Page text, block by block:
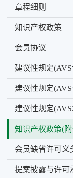
章程细则
知识产权政策
会员协议
建议性规定
建议性规定
建议性规定
知识产权政策(
会员缺省许可义
提案披露与许可